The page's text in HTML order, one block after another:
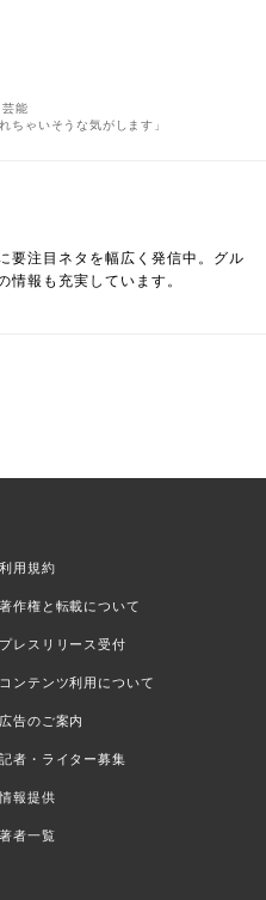
芸能
ちゃいそうな気がします」
要注目ネタを幅広く発信中。グル
情報も充実しています。
利用規約
著作権と転載について
プレスリリース受付
コンテンツ利用について
広告のご案内
記者・ライター募集
情報提供
著者一覧